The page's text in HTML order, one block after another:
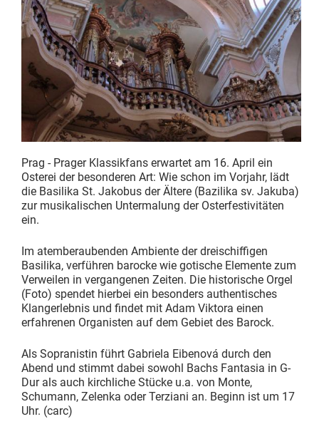
Prag - Prager Klassikfans erwartet am 16. April ein
Osterei der besonderen Art: Wie schon im Vorjahr, lädt
die Basilika St. Jakobus der Ältere (Bazilika sv. Jakuba)
zur musikalischen Untermalung der Osterfestivitäten
ein.
Im atemberaubenden Ambiente der dreischiffigen
Basilika, verführen barocke wie gotische Elemente zum
Verweilen in vergangenen Zeiten. Die historische Orgel
(Foto) spendet hierbei ein besonders authentisches
Klangerlebnis und findet mit Adam Viktora einen
erfahrenen Organisten auf dem Gebiet des Barock.
Als Sopranistin führt Gabriela Eibenová durch den
Abend und stimmt dabei sowohl Bachs Fantasia in G-
Dur als auch kirchliche Stücke u.a. von Monte,
Schumann, Zelenka oder Terziani an. Beginn ist um 17
Uhr. (carc)